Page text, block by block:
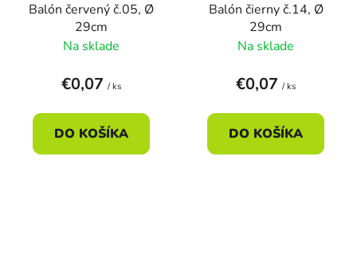
Balón červený č.05, Ø
29cm
Na sklade
€0,07 / ks
DO KOŠÍKA
Balón čierny č.14, Ø
29cm
Na sklade
€0,07 / ks
DO KOŠÍKA